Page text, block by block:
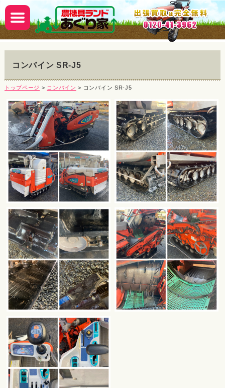
コンバイン SR-J5
トップページ > コンバイン > コンバイン SR-J5